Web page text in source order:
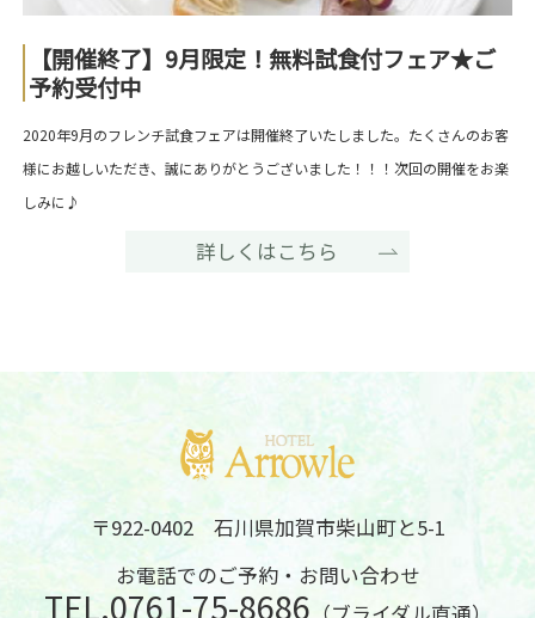
【開催終了】9月限定！無料試食付フェア★ご
予約受付中
2020年9月のフレンチ試食フェアは開催終了いたしました。たくさんのお客
様にお越しいただき、誠にありがとうございました！！！次回の開催をお楽
しみに♪
詳しくはこちら
〒922-0402 石川県加賀市柴山町と5-1
お電話でのご予約・お問い合わせ
TEL.0761-75-8686